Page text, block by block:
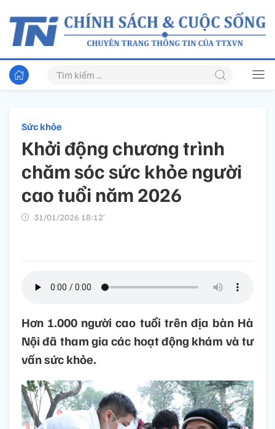
Sức khỏe
Khởi động chương trình
chăm sóc sức khỏe người
cao tuổi năm 2026
31/01/2026 18:12’
Hơn 1.000 người cao tuổi trên địa bàn Hà
Nội đã tham gia các hoạt động khám và tư
vấn sức khỏe.